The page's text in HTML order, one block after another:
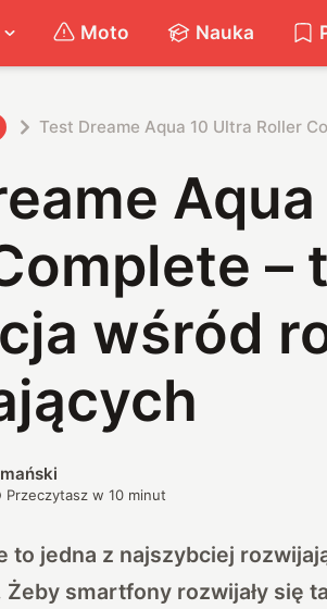
Moto Nauka
Test Dreame Aqua 10 Ultra Roller
–
wśród
Przeczytasz w10 minut
to jedna z najszybciej
smartfony rozwijały się